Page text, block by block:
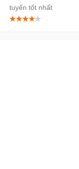
tuyến tốt nhất